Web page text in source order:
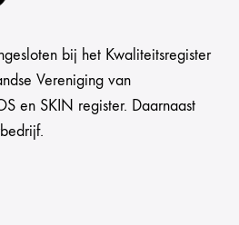
bij het Kwaliteitsregister
Vereniging van
en SKIN register. Daarnaast